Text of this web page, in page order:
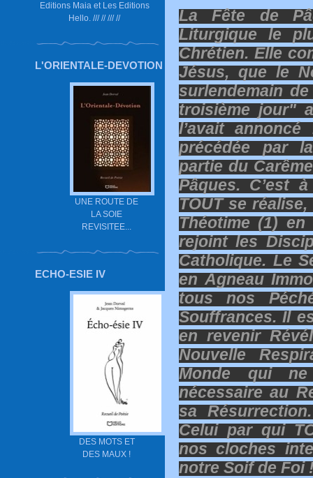
Editions Maia et Les Editions
Hello. /// // /// //
L'ORIENTALE-DEVOTION
UNE ROUTE DE
LA SOIE
REVISITEE...
ECHO-ESIE IV
DES MOTS ET
DES MAUX !
La Fête de
Liturgique le
Chrétien. Elle
Jésus, que le
surlendemain
troisième jour"
l’avait
précédée par
partie du
Pâques. C’est
TOUT se
Théotime (1)
rejoint les
Catholique. Le
en Agneau
tous nos
Souffrances. Il
en revenir
Nouvelle
Monde qui
nécessaire au
sa
Celui par qui
nos cloches
notre Soif de Foi